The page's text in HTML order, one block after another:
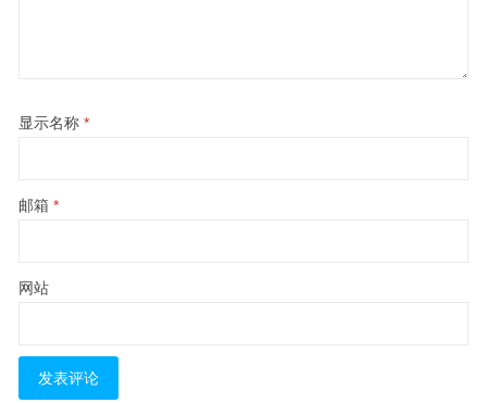
显示名称 *
邮箱 *
网站